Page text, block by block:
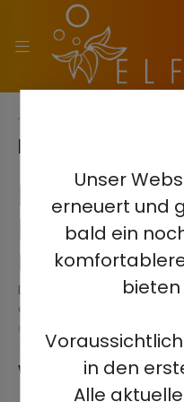
Unser
erneuert und
bald ein
bieten
in den
Alle
HQD EVEREST
HQD
Einweg-E-
Die ultimative
Die HQD Everest 25.000
einem eleganten,
die Komfort und
unvergleichliches Erlebnis.
Drei
individuelles
Weiter